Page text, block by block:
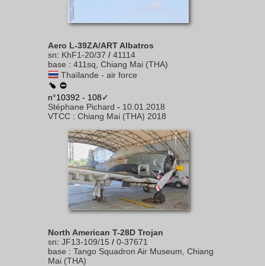
Aero L-39ZA/ART Albatros
sn: KhF1-20/37 / 41114
base : 411sq, Chiang Mai (THA)
Thaïlande - air force
n°10392 - 108✓
Stéphane Pichard - 10.01.2018
VTCC : Chiang Mai (THA) 2018
North American T-28D Trojan
sn: JF13-109/15 / 0-37671
base : Tango Squadron Air Museum, Chiang
Mai (THA)